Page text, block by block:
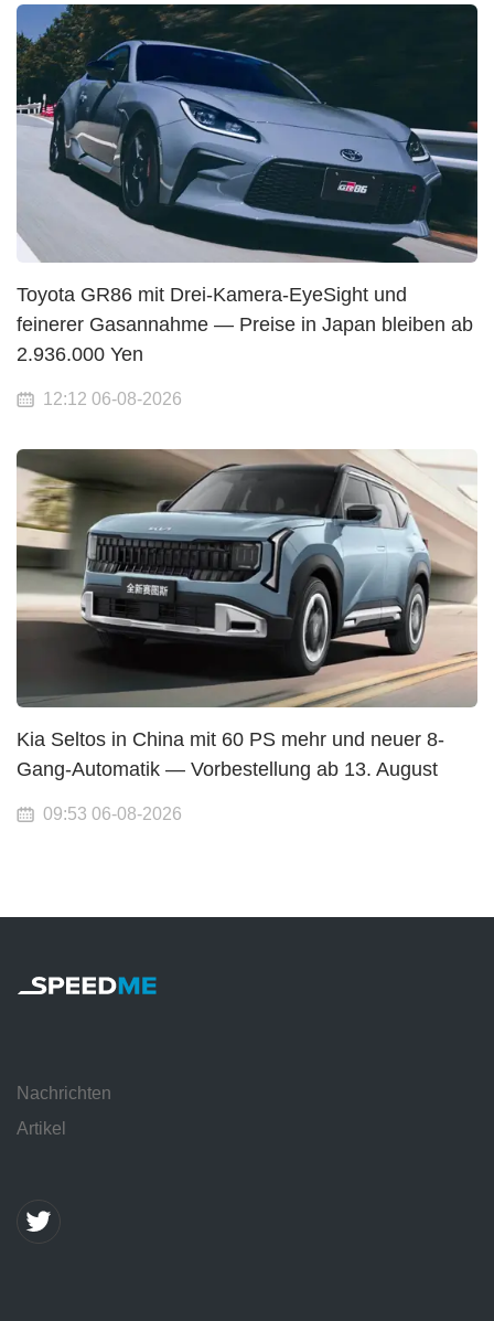
Toyota GR86 mit Drei-Kamera-EyeSight und
feinerer Gasannahme — Preise in Japan bleiben ab
2.936.000 Yen
12:12 06-08-2026
Kia Seltos in China mit 60 PS mehr und neuer 8-
Gang-Automatik — Vorbestellung ab 13. August
09:53 06-08-2026
Nachrichten
Artikel